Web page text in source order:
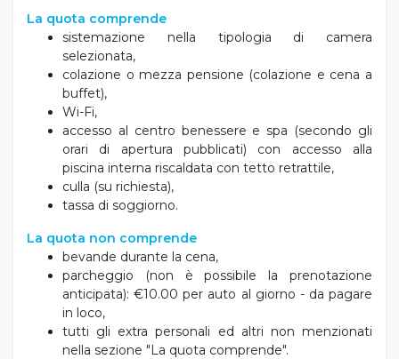
La quota comprende
sistemazione nella tipologia di camera
selezionata,
colazione o mezza pensione (colazione e cena a
buffet),
Wi-Fi,
accesso al centro benessere e spa (secondo gli
orari di apertura pubblicati) con accesso alla
piscina interna riscaldata con tetto retrattile,
culla (su richiesta),
tassa di soggiorno.
La quota non comprende
bevande durante la cena,
parcheggio (non è possibile la prenotazione
anticipata): €10.00 per auto al giorno - da pagare
in loco,
tutti gli extra personali ed altri non menzionati
nella sezione "La quota comprende".